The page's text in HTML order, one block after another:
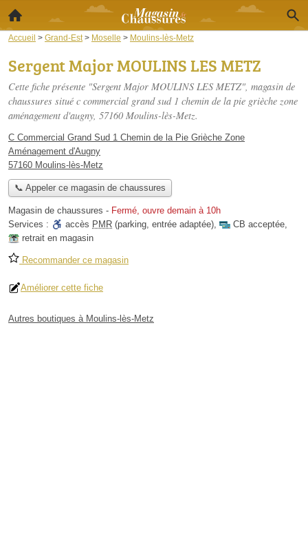
Accueil > Grand-Est > Moselle > Moulins-lès-Metz
Sergent Major MOULINS LES METZ
Cette fiche présente "Sergent Major MOULINS LES METZ", magasin de
chaussures situé c commercial grand sud 1 chemin de la pie grièche zone
aménagement d'augny, 57160 Moulins-lès-Metz.
C Commercial Grand Sud 1 Chemin de la Pie Grièche Zone
Aménagement d'Augny
57160 Moulins-lès-Metz
📞 Appeler ce magasin de chaussures
Magasin de chaussures - Fermé, ouvre demain à 10h
Services :
accès PMR (parking, entrée adaptée), CB acceptée,
retrait en magasin
Recommander ce magasin
Améliorer cette fiche
Autres boutiques à Moulins-lès-Metz